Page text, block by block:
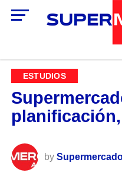
ESTUDIOS
by